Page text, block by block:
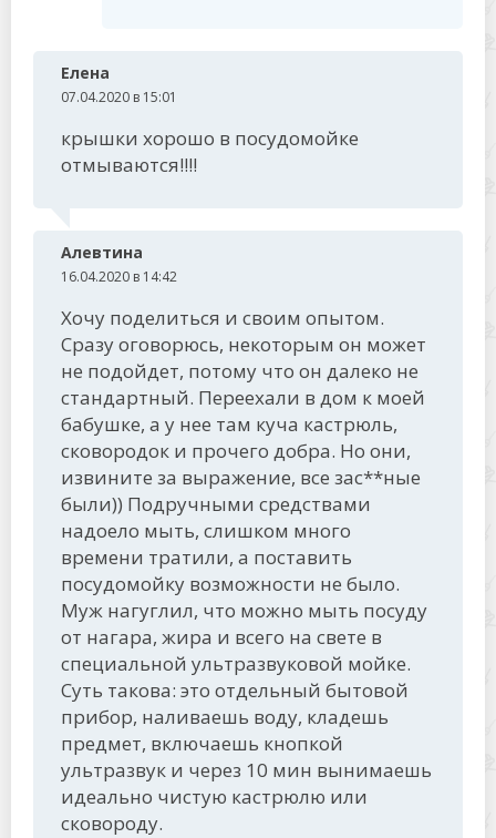
Елена
07.04.2020 в 15:01
крышки хорошо в посудомойке
отмываются!!!!
Алевтина
16.04.2020 в 14:42
Хочу поделиться и своим опытом.
Сразу оговорюсь, некоторым он может
не подойдет, потому что он далеко не
стандартный. Переехали в дом к моей
бабушке, а у нее там куча кастрюль,
сковородок и прочего добра. Но они,
извините за выражение, все зас**ные
были)) Подручными средствами
надоело мыть, слишком много
времени тратили, а поставить
посудомойку возможности не было.
Муж нагуглил, что можно мыть посуду
от нагара, жира и всего на свете в
специальной ультразвуковой мойке.
Суть такова: это отдельный бытовой
прибор, наливаешь воду, кладешь
предмет, включаешь кнопкой
ультразвук и через 10 мин вынимаешь
идеально чистую кастрюлю или
сковороду.